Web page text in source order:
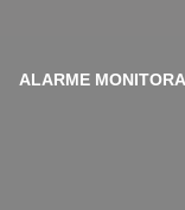
ALARME